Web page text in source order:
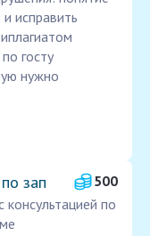
исправить
госту
нужно
зап
500
по